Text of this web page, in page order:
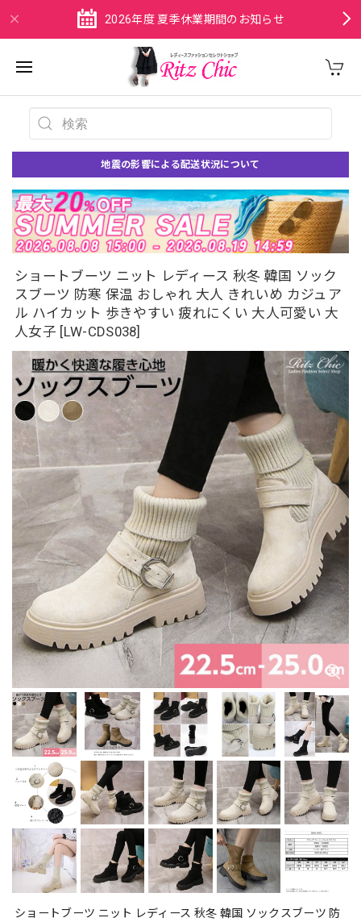
2026年度 夏季休業期間のお知らせ
地震の影響による配送状況について
ショートブーツ ニット レディース 秋冬 韓国 ソック
スブーツ 防寒 保温 おしゃれ 大人 きれいめ カジュア
ル ハイカット 歩きやすい 疲れにくい 大人可愛い 大
人女子 [LW-CDS038]
ショートブーツ ニット レディース 秋冬 韓国 ソックスブーツ 防